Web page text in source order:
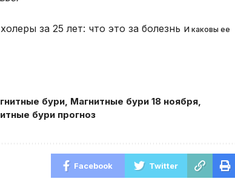
за 25 лет: что это за болезнь и каковы ее
бури Магнитные бури 18 ноября
бури прогноз
Facebook Twitter